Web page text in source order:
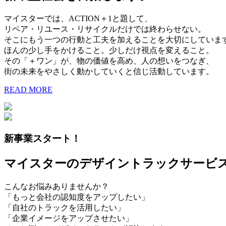
マイスターでは、ACTION＋1と題して、
リペア・リユース・リサイクルだけでは終わらせない。
そこにもう一つの行動と工夫を加えることを大切にしていま
ほんの少し手をかけること。少しだけ視点を変えること。
その「＋ワン」が、物の価値を高め、人の想いをつなぎ、
街の未来をやさしく動かしていくと信じ活動しています。
READ MORE
新事業スタート！
マイスターのデザイントラックサービ
こんなお悩みありませんか？
「もっと会社の認知度をアップしたい」
「自社のトラックを活用したい」
「企業イメージをアップさせたい」